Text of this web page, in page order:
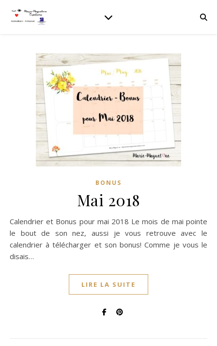
BONUS
Mai 2018
Calendrier et Bonus pour mai 2018 Le mois de mai pointe
le bout de son nez, aussi je vous retrouve avec le
calendrier à télécharger et son bonus! Comme je vous le
disais…
LIRE LA SUITE